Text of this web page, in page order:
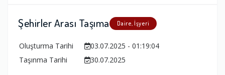
Şehirler Arası Taşıma Daire, İşyeri
Oluşturma Tarihi
03.07.2025 - 01:19:04
Taşınma Tarihi
30.07.2025